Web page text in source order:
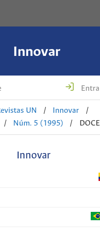
Innovar
UN / Innovar
/
/ Núm. 5 (1995) /
Innovar